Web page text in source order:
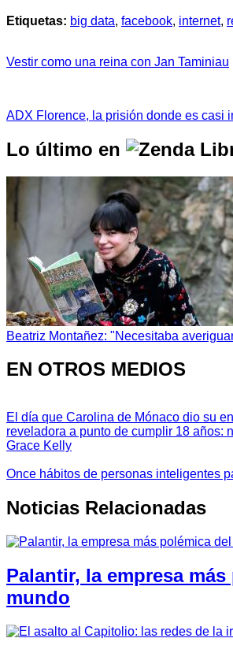
Etiquetas: big data, facebook, internet,
Vestir como una reina con Jan Taminiau
ADX Florence, la prisión donde es casi
Lo último en
Beatriz Montañez: "Necesitaba
EN OTROS MEDIOS
El día que Carolina de Mónaco dio su
reveladora a punto de cumplir 18 años:
Grace Kelly
Once hábitos de personas inteligentes
Noticias Relacionadas
Palantir, la empresa
mundo